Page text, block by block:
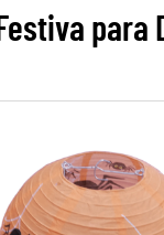
para